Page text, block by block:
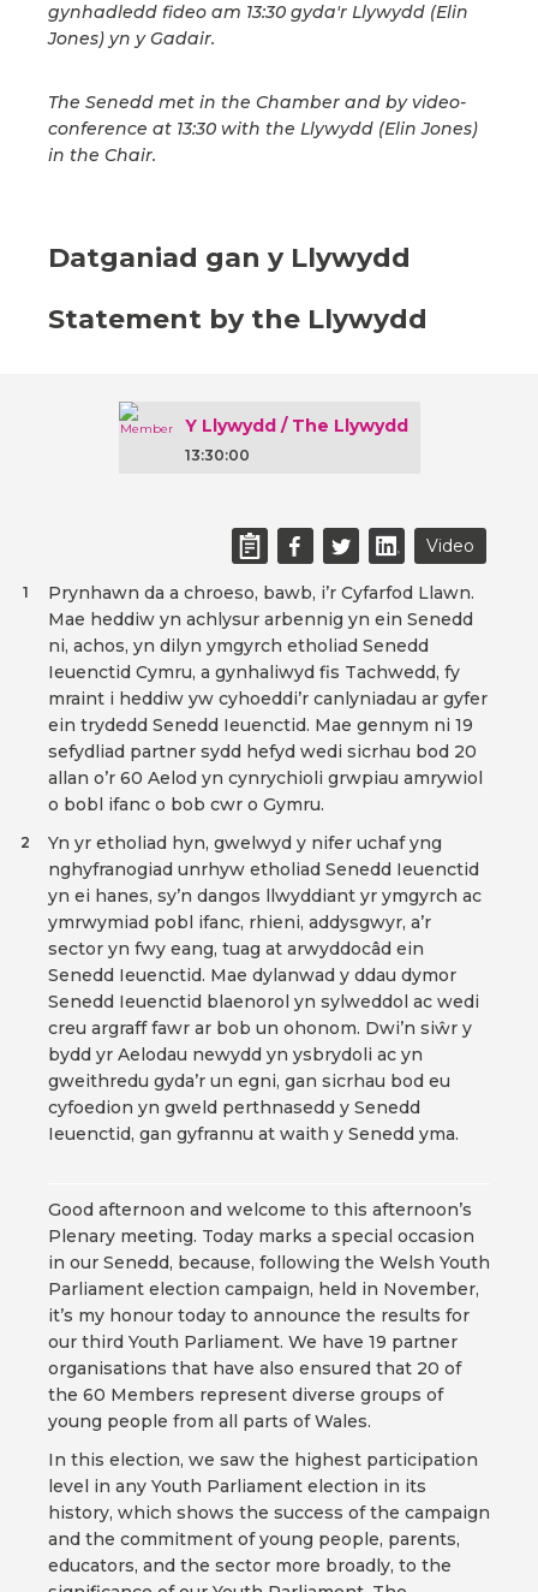
gynhadledd fideo am 13:30 gyda'r Llywydd (Elin
Jones) yn y Gadair.
The Senedd met in the Chamber and by video-
conference at 13:30 with the Llywydd (Elin Jones)
in the Chair.
Datganiad gan y Llywydd
Statement by the Llywydd
Y Llywydd / The Llywydd
13:30:00
Video
Prynhawn da a chroeso, bawb, i’r Cyfarfod Llawn.
Mae heddiw yn achlysur arbennig yn ein Senedd
ni, achos, yn dilyn ymgyrch etholiad Senedd
Ieuenctid Cymru, a gynhaliwyd fis Tachwedd, fy
mraint i heddiw yw cyhoeddi’r canlyniadau ar gyfer
ein trydedd Senedd Ieuenctid. Mae gennym ni 19
sefydliad partner sydd hefyd wedi sicrhau bod 20
allan o’r 60 Aelod yn cynrychioli grwpiau amrywiol
o bobl ifanc o bob cwr o Gymru.
1
Yn yr etholiad hyn, gwelwyd y nifer uchaf yng
nghyfranogiad unrhyw etholiad Senedd Ieuenctid
yn ei hanes, sy’n dangos llwyddiant yr ymgyrch ac
ymrwymiad pobl ifanc, rhieni, addysgwyr, a’r
sector yn fwy eang, tuag at arwyddocâd ein
Senedd Ieuenctid. Mae dylanwad y ddau dymor
Senedd Ieuenctid blaenorol yn sylweddol ac wedi
creu argraff fawr ar bob un ohonom. Dwi’n siŵr y
bydd yr Aelodau newydd yn ysbrydoli ac yn
gweithredu gyda’r un egni, gan sicrhau bod eu
cyfoedion yn gweld perthnasedd y Senedd
Ieuenctid, gan gyfrannu at waith y Senedd yma.
2
Good afternoon and welcome to this afternoon’s
Plenary meeting. Today marks a special occasion
in our Senedd, because, following the Welsh Youth
Parliament election campaign, held in November,
it’s my honour today to announce the results for
our third Youth Parliament. We have 19 partner
organisations that have also ensured that 20 of
the 60 Members represent diverse groups of
young people from all parts of Wales.
In this election, we saw the highest participation
level in any Youth Parliament election in its
history, which shows the success of the campaign
and the commitment of young people, parents,
educators, and the sector more broadly, to the